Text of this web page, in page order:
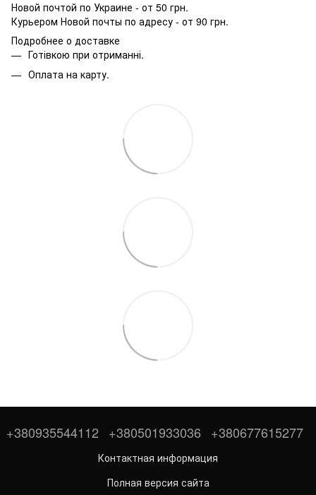
Новой почтой по Украине - от 50 грн.
Курьером Новой почты по адресу - от 90 грн.
Подробнее о доставке
Готівкою при отриманні.
Оплата на карту.
+380935544112 +380501933036 +380677615277
Контактная информация
Полная версия сайта